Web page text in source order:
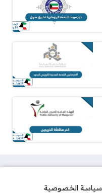
سياسة الخصوصية